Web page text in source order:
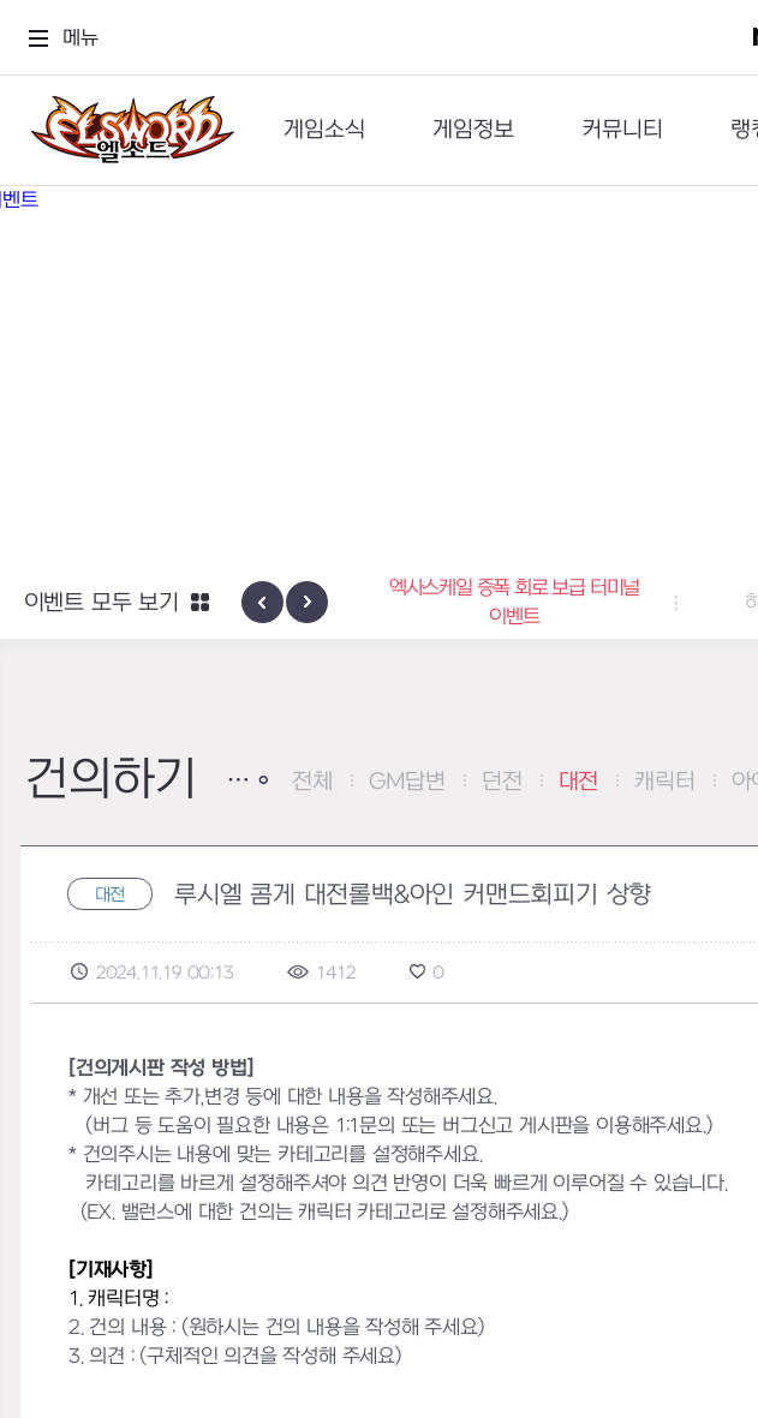
메뉴
게임소식
공지사항
게임정보
세계관
커뮤니티
이슈게시판
랭
던전
신규 지역 네블론
엑사스케일 증폭 회로 보급 터미널
이벤트
이벤트 모두 보기
건의하기 전체 GM답변 던전 대전 캐릭터 아
대전 루시엘 콤게 대전롤백&아인 커맨드회피기 상향
2024.11.19 00:13 1412 0
[건의게시판 작성 방법]
* 개선 또는 추가,변경 등에 대한 내용을 작성해주세요.
(버그 등 도움이 필요한 내용은 1:1문의 또는 버그신고 게시판을 이용해주세요.)
* 건의주시는 내용에 맞는 카테고리를 설정해주세요.
카테고리를 바르게 설정해주셔야 의견 반영이 더욱 빠르게 이루어질 수 있습니다.
(EX. 밸런스에 대한 건의는 캐릭터 카테고리로 설정해주세요.)
[기재사항]
1. 캐릭터명 :
2. 건의 내용 : (원하시는 건의 내용을 작성해 주세요)
3. 의견 : (구체적인 의견을 작성해 주세요)